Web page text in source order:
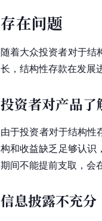
存在问题
随着大众投资者对于结
长，结构性存款在发展
投资者对产品了
由于投资者对于结构性
构和收益缺乏足够认识
期间不能提前支取，会
信息披露不充分